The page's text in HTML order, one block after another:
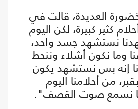
العديدة، قالت في
كثير كبيرة، لكن اليوم
نستشهد جسد واحد،
وما نكون أشلاء وننحط
إنه بس نستشهد يكون
من أحلامنا اليوم
نسمع صوت القصف".